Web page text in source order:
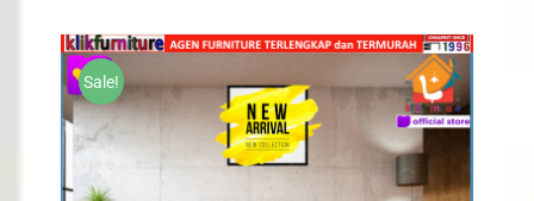
Sale!